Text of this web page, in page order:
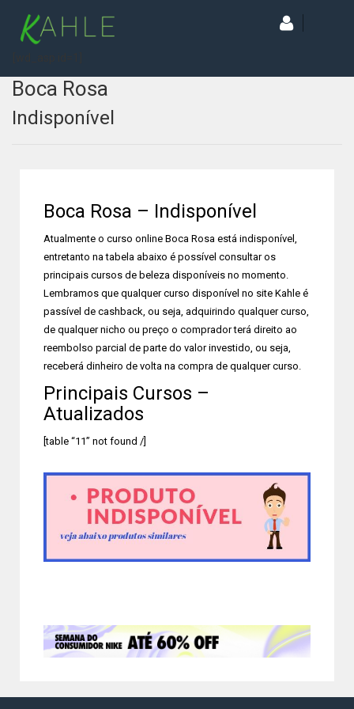
Boca Rosa
Indisponível
Boca Rosa – Indisponível
Atualmente o curso online Boca Rosa está indisponível,
entretanto na tabela abaixo é possível consultar os
principais cursos de beleza disponíveis no momento.
Lembramos que qualquer curso disponível no site Kahle é
passível de cashback, ou seja, adquirindo qualquer curso,
de qualquer nicho ou preço o comprador terá direito ao
reembolso parcial de parte do valor investido, ou seja,
receberá dinheiro de volta na compra de qualquer curso.
Principais Cursos –
Atualizados
[table “11” not found /]